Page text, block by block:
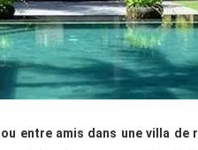
entre amis dans une villa de